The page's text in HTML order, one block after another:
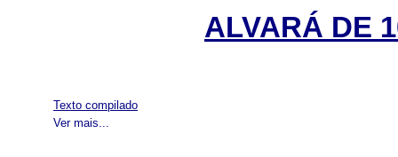
ALVARÁ DE
Ver mais...
Texto compilado